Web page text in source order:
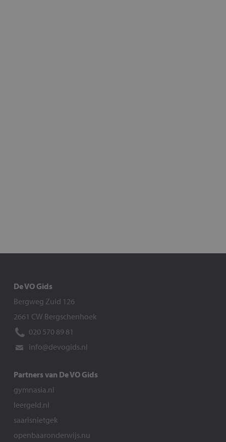
De VO Gids
Bergweg Zuid 126
2661 CW Bergschenhoek
020 570 89 81
info@devogids.nl
Partners van De VO Gids
gymnasia.nl
leergeld.nl
saarisnietgek
openbaaronderwijs.nu